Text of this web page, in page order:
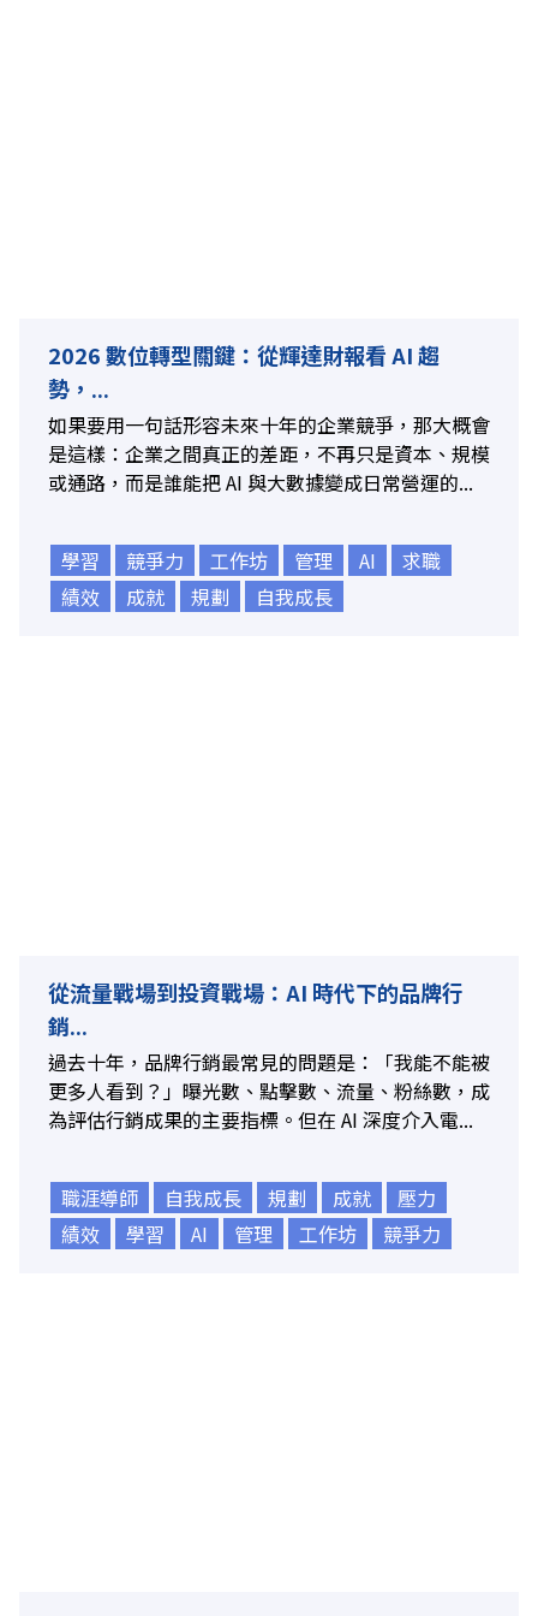
2026 數位轉型關鍵：從輝達財報看 AI 趨
勢，...
如果要用一句話形容未來十年的企業競爭，那大概會
是這樣：企業之間真正的差距，不再只是資本、規模
或通路，而是誰能把 AI 與大數據變成日常營運的...
學習 競爭力 工作坊 管理 AI
求職
績效
成就 規劃 自我成長
從流量戰場到投資戰場：AI 時代下的品牌行
銷...
過去十年，品牌行銷最常見的問題是：「我能不能被
更多人看到？」曝光數、點擊數、流量、粉絲數，成
為評估行銷成果的主要指標。但在 AI 深度介入電...
職涯導師 自我成長 規劃 成就
壓力
績效
學習 AI 管理 工作坊 競爭力